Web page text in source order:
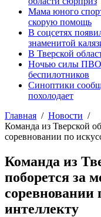
Мама юного
скорую помощь
В соцсетях
знаменитой
В Тверской
Ночью силы ПВО
беспилотников
Синоптики
похолодает
Главная
Новости
Команда из Тверской
соревновании по
Команда из
поборется за
соревновании
интеллекту